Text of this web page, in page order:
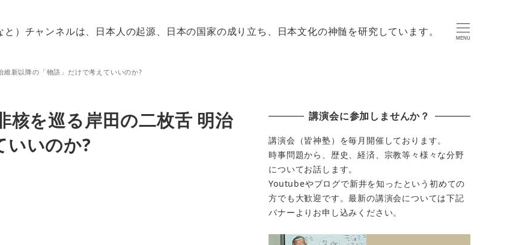
と）チャンネルは、日本人の起源、日本の国家の成り立ち、日本文化の神髄を研究しています。
MENU
新以降の「物語」だけで考えていいのか?
核を巡る岸田の二枚舌 明治
いいのか?
講演会に参加しませんか？
講演会（皆神塾）を毎月開催しております。
時事問題から、歴史、経済、宗教等々様々な分野
についてお話します。
Youtubeやブログで新井を知ったという初めての
方でも大歓迎です。最新の講演会については下記
バナーよりお申し込みください。